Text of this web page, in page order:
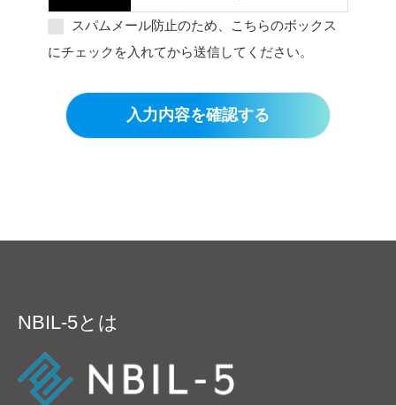
個人情報の管理
当サイトは、お客さまの個人情
報を正確かつ最新の状態に保
ち、個人情報への不正アクセ
の整備・社員教育の徹底等の必
個人情報の利用目
スパムメール防止のため、こちらのボックス
にチェックを入れてから送信してください。
入力内容を確認する
NBIL-5とは